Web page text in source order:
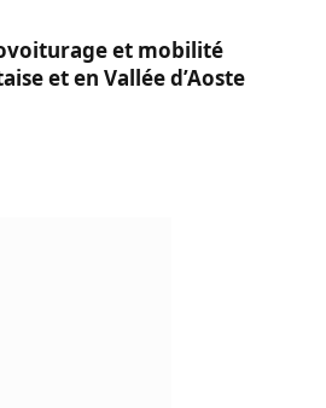
et mobilité
et en Vallée d’Aoste